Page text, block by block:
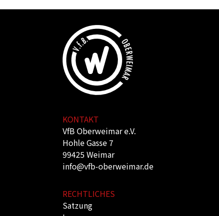
KONTAKT
VfB Oberweimar e.V.
Hohle Gasse 7
99425 Weimar
info@vfb-oberweimar.de
RECHTLICHES
Satzung